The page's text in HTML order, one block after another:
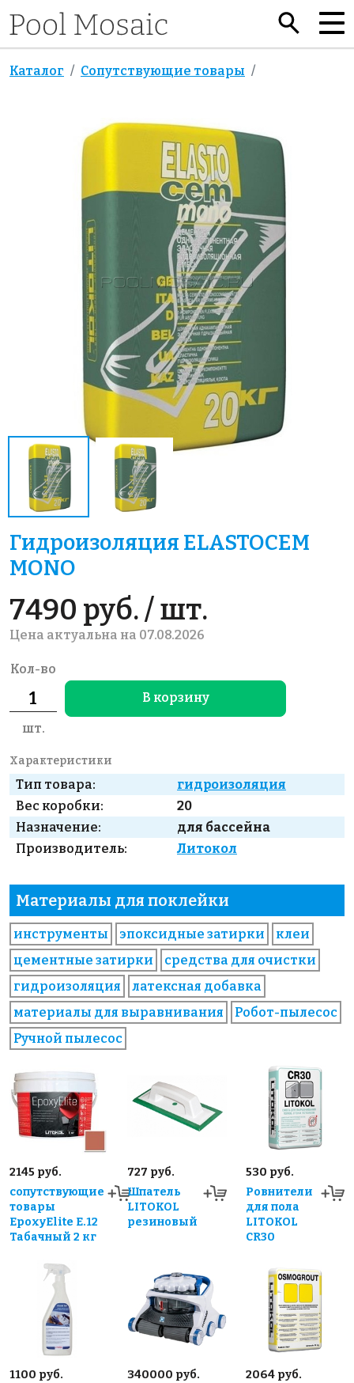
Каталог Сопутствующие товары
Гидроизоляция ELASTOCEM
MONO
7490 руб. / шт.
Цена актуальна на 07.08.2026
Кол-во
шт.
В корзину
Характеристики
Тип товара:
гидроизоляция
Вес коробки:
20
Назначение:
для бассейна
Производитель:
Литокол
Материалы для поклейки
инструменты эпоксидные затирки
клеи
цементные затирки
средства для очистки
гидроизоляция
латексная добавка
материалы для выравнивания
Робот-пылесос
Ручной пылесос
2145 руб.
сопутствующие
товары
EpoxyElite E.12
Табачный 2 кг
727 руб.
Шпатель
LITOKOL
резиновый
530 руб.
Ровнители
для пола
LITOKOL
CR30
1100 руб.
340000 руб.
2064 руб.